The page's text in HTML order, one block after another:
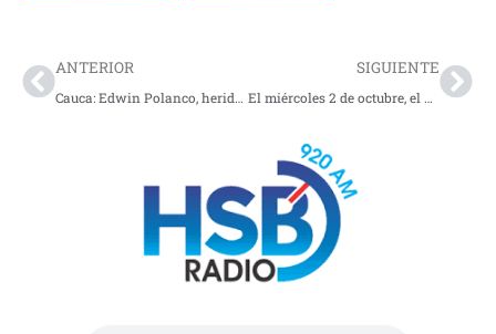
ANTERIOR
Cauca: Edwin Polanco, herido en Cajíbio tras un ataque armado
SIGUIENTE
El miércoles 2 de octubre, el Senado elegirá al próximo procurador